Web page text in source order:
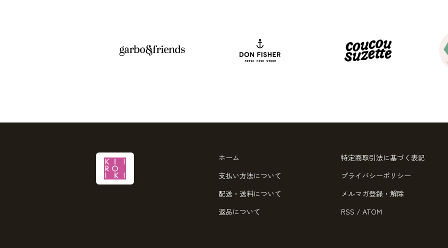
ホーム
支払い方法について
配送・送料について
返品について
特定商取引法に基づく表記
プライバシーポリシー
メルマガ登録・解除
RSS / ATOM